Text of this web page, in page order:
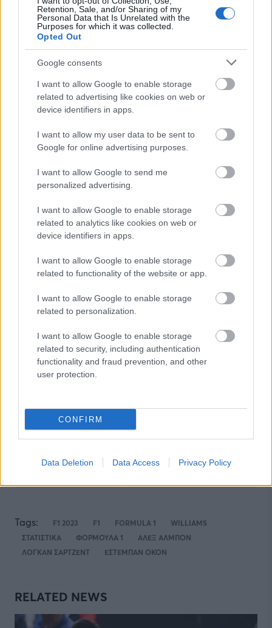
Retention, Sale, and/or Sharing of my
Personal Data that Is Unrelated with the
Purposes for which it was collected.
Opted Out
Google consents
I want to allow Google to enable storage
related to advertising like cookies on web or
device identifiers in apps.
I want to allow my user data to be sent to
Google for online advertising purposes.
I want to allow Google to send me
personalized advertising.
I want to allow Google to enable storage
related to analytics like cookies on web or
device identifiers in apps.
I want to allow Google to enable storage
related to functionality of the website or app.
I want to allow Google to enable storage
related to personalization.
I want to allow Google to enable storage
related to security, including authentication
functionality and fraud prevention, and other
user protection.
CONFIRM
Data Deletion Data Access Privacy Policy
Ακολουθήστε την σελίδα του gMotion στοFacebook
ΔΙΑΒΑΣΕ ΑΚΟΜΗ:
Hennessey Blackbird: Το τελευταίο «αναλογικό»
hypercar
κρατική επιχορήγηση
MotoGP: Ο Μπετζέκι έκανε θρύψαλα το ρεκόρ πίστας
Tags: F1 2023 F1 FORMULA 1
WILLIAMS
ΣΤΑΤΙΣΤΙΚΑ
ΦΟΡΜΟΥΛΑ 1
ΑΛΕΞ ΑΛΜΠΟΝ
ΛΟΓΚΑΝ ΣΑΡΤΖΕΝΤ
ΕΣΤΕΜΠΑΝ ΟΚΟΝ
RELATED NEWS